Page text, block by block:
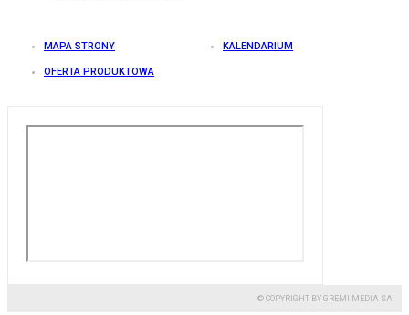
MAPA STRONY KALENDARIUM
OFERTA PRODUKTOWA
© COPYRIGHT BY GREMI MEDIA SA